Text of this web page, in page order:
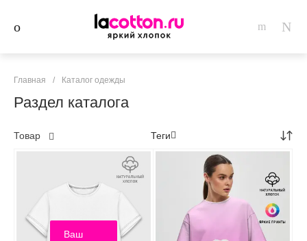
Главная / Каталог одежды
Раздел каталога
Товар Теги
Ваш